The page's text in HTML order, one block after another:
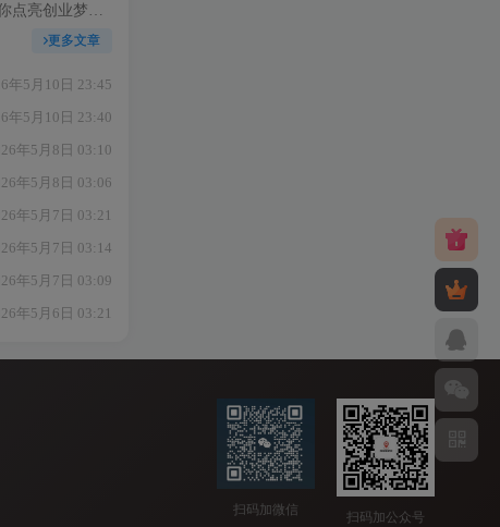
点亮创业梦
更多文章
年5月10日 23:45
年5月10日 23:40
年5月8日 03:10
年5月8日 03:06
年5月7日 03:21
年5月7日 03:14
年5月7日 03:09
年5月6日 03:21
扫码加微信
扫码加公众号